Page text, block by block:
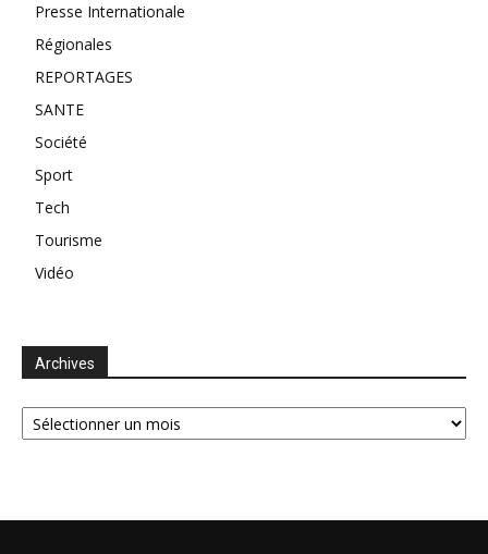
Presse Internationale
Régionales
REPORTAGES
SANTE
Société
Sport
Tech
Tourisme
Vidéo
Archives
Archives